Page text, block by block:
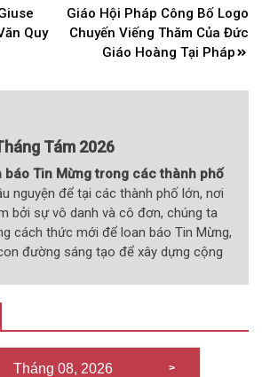
Quy
Giáo Hội Pháp Công Bố Logo
Chuyến Viếng Thăm Của Đức
Giáo Hoàng Tại Pháp
Tám 2026
báo Tin Mừng trong các thành phố
nguyện để tại các thành phố lớn, nơi
bởi sự vô danh và cô đơn, chúng ta
cách thức mới để loan báo Tin Mừng,
đường sáng tạo để xây dựng cộng
Tháng 08, 2026